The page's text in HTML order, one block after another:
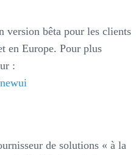
version bêta pour les clients
en Europe. Pour plus
:
de solutions « à la